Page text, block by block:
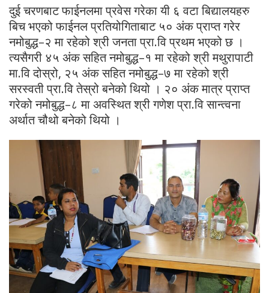
दुई चरणबाट फाईनलमा प्रवेस गरेका यी ६ वटा बिद्यालयहरु
बिच भएको फाईनल प्रतियोगिताबाट ५० अंक प्राप्त गरेर
नमोबुद्ध–२ मा रहेको श्री जनता प्रा.वि प्रथम भएको छ ।
त्यसैगरी ४५ अंक सहित नमोबुद्ध–१ मा रहेको श्री मथुरापाटी
मा.वि दोस्रो, २५ अंक सहित नमोबुद्ध–७ मा रहेको श्री
सरस्वती प्रा.वि तेस्रो बनेको थियो । २० अंक मात्र प्राप्त
गरेको नमोबुद्ध–८ मा अवस्थित श्री गणेश प्रा.वि सान्त्वना
अर्थात चौथो बनेको थियो ।